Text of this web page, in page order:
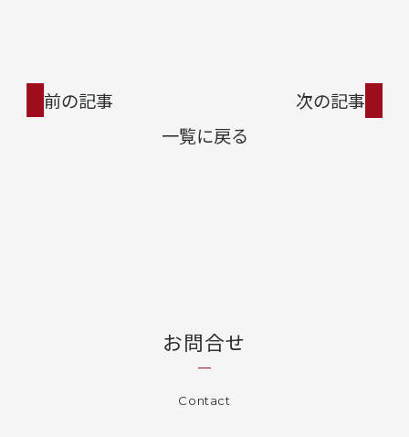
前の記事
一覧に戻る
次の記事
お問合せ
Contact